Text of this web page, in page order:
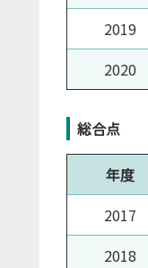
2019
2020
総合点
年度
2017
2018